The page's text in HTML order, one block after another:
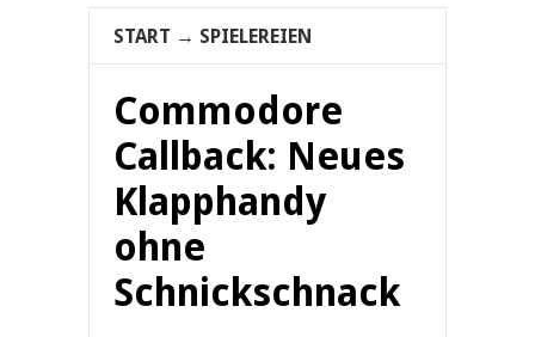
START → SPIELEREIEN
Commodore
Callback: Neues
Klapphandy
ohne
Schnickschnack